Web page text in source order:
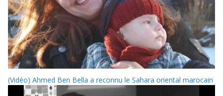
(Vidéo) Ahmed Ben Bella a reconnu le Sahara oriental marocain